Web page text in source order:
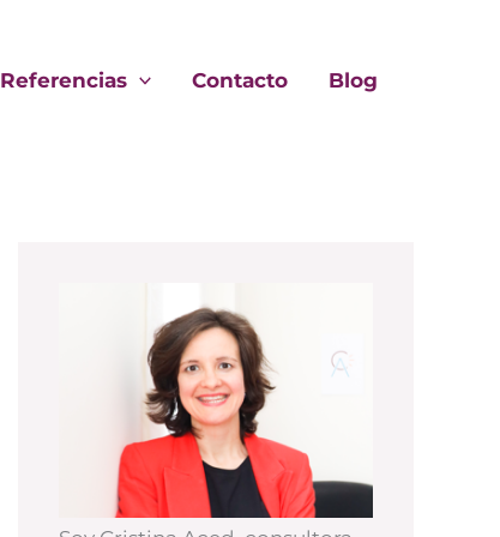
Referencias Contacto Blog